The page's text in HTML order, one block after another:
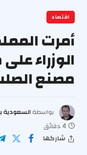
اقتصاد
أمرت
مصنع
بواسطة السعودية
4 دقائق
شاركها